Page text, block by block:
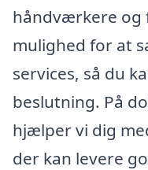
håndværkere og
mulighed for at
services, så du
beslutning. På
hjælper vi dig
der kan levere